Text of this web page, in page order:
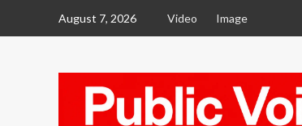
August 7, 2026 Video Image